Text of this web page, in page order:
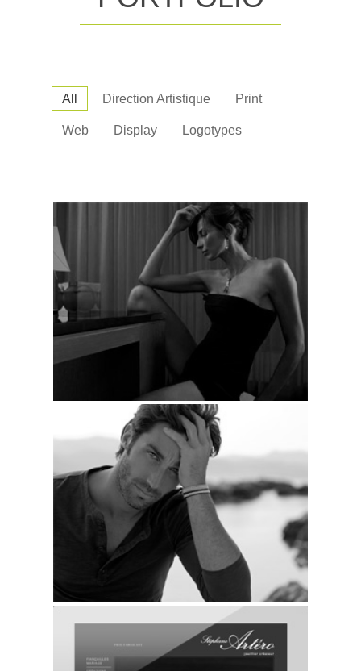
All Direction Artistique Print
Web Display Logotypes